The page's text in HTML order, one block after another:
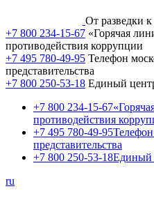
От разведки
+7 800 234-15-67 «Горячая
противодействия коррупции
+7 495 780-49-95 Телефон
представительства
+7 800 250-53-18 Единый
+7 800 234-15-67
противодействия
+7 495 780-49-95
представительства
+7 800 250-53-18Единый
ru